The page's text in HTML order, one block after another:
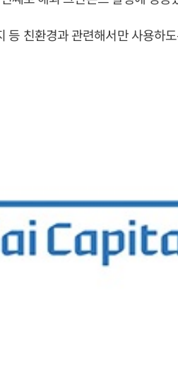
등 친환경과 관련해서만 사용하